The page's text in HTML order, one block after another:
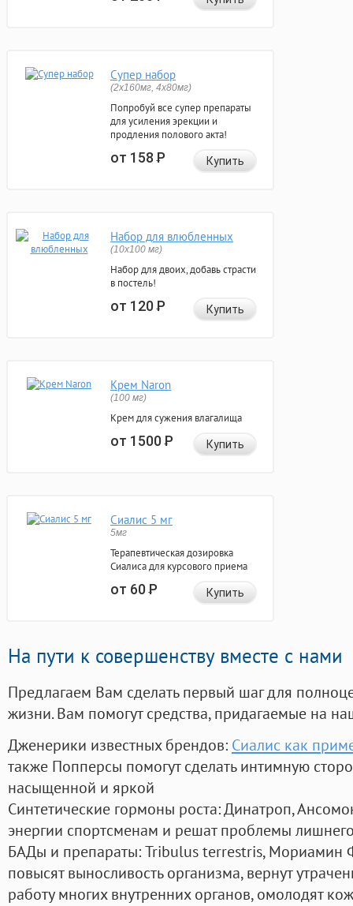
Супер набор
(2х160мг, 4х80мг)
Попробуй все супер препараты
для усиления эрекции и
продления полового акта!
от 158Р Купить
Набор для влюбленных
(10х100 мг)
Набор для двоих, добавь страсти
в постель!
от 120Р Купить
Крем Naron
(100 мг)
Крем для сужения влагалища
от 1500Р Купить
Сиалис 5 мг
5мг
Терапевтическая дозировка
Сиалиса для курсового приема
от 60Р Купить
На пути к совершенству вместе с нами
Предлагаем Вам сделать первый шаг для
жизни. Вам помогут средства, придагаемые на
Дженерики известных брендов: Сиалис как
также Попперсы помогут сделать интимную
насыщенной и яркой
Синтетические гормоны роста: Динатроп,
энергии спортсменам и решат проблемы
БАДы и препараты:Tribulus terrestris, Мориамин
повысят выносливость организма, вернут
работу многих внутренних органов, омолодят